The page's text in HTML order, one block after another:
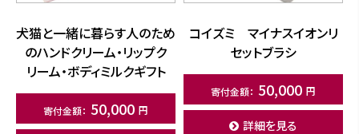
犬猫と一緒に暮らす人のため
のハンドクリーム・リップク
リーム・ボディミルクギフト
50,000
コイズミ マイナスイオンリ
セットブラシ
50,000
詳細を見る